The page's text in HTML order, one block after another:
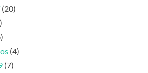
(20)
(4)
(7)